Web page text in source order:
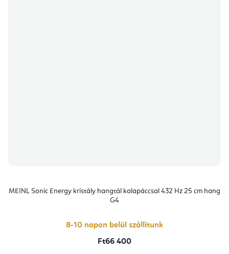
MEINL Sonic Energy kristály hangtál kalapáccsal 432 Hz 25 cm hang
G4
8-10 napon belül szállítunk
Ft66 400